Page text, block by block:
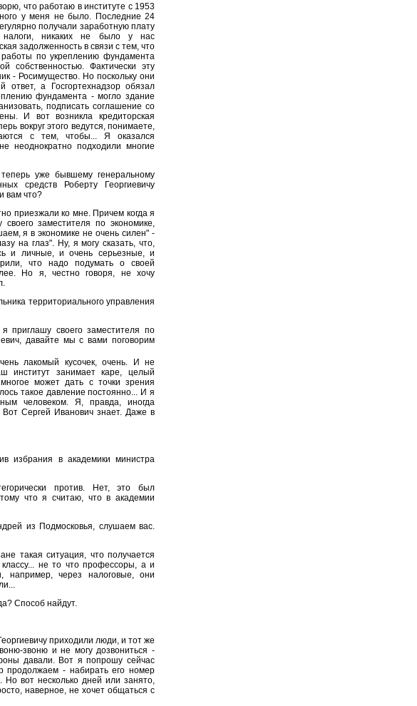
что работаю в институте с 1953
у меня не было. Последние 24
получали заработную плату
никаких не было у нас
задолженность в связи с тем, что
по укреплению фундамента
собственностью. Фактически эту
- Росимущество. Но поскольку они
а Госгортехнадзор обязал
фундамента - могло здание
подписать соглашение со
И вот возникла кредиторская
вокруг этого ведутся, понимаете,
с тем, чтобы... Я оказался
неоднократно подходили многие
уже бывшему генеральному
средств Роберту Георгиевичу
вам что?
приезжали ко мне. Причем когда я
заместителя по экономике,
я в экономике не очень силен" -
на глаз". Ну, я могу сказать, что,
и личные, и очень серьезные, и
что надо подумать о своей
Но я, честно говоря, не хочу
территориального управления
приглашу своего заместителя по
давайте мы с вами поговорим
лакомый кусочек, очень. И не
институт занимает каре, целый
может дать с точки зрения
такое давление постоянно... И я
человеком. Я, правда, иногда
Вот Сергей Иванович знает. Даже в
избрания в академики министра
против. Нет, это был
что я считаю, что в академии
из Подмосковья, слушаем вас.
такая ситуация, что получается
не то что профессоры, а и
через налоговые, они
Способ найдут.
приходили люди, и тот же
звоню и не могу дозвониться -
давали. Вот я попрошу сейчас
- набирать его номер
вот несколько дней или занято,
наверное, не хочет общаться с